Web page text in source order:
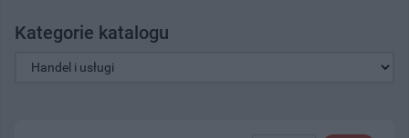
Kategorie katalogu